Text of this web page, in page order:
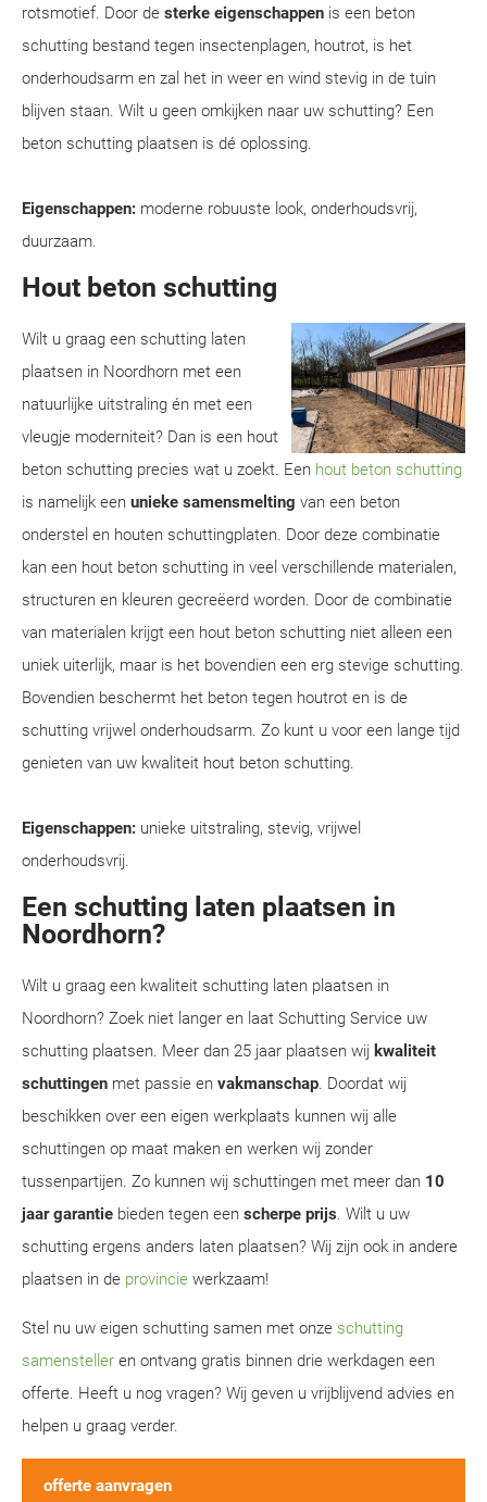
rotsmotief. Door de sterke eigenschappen is een beton
schutting bestand tegen insectenplagen, houtrot, is het
onderhoudsarm en zal het in weer en wind stevig in de tuin
blijven staan. Wilt u geen omkijken naar uw schutting? Een
beton schutting plaatsen is dé oplossing.
Eigenschappen: moderne robuuste look, onderhoudsvrij,
duurzaam.
Hout beton schutting
Wilt u graag een schutting laten
plaatsen in Noordhorn met een
natuurlijke uitstraling én met een
vleugje moderniteit? Dan is een hout
beton schutting precies wat u zoekt. Een hout beton schutting
is namelijk een unieke samensmelting van een beton
onderstel en houten schuttingplaten. Door deze combinatie
kan een hout beton schutting in veel verschillende materialen,
structuren en kleuren gecreëerd worden. Door de combinatie
van materialen krijgt een hout beton schutting niet alleen een
uniek uiterlijk, maar is het bovendien een erg stevige schutting.
Bovendien beschermt het beton tegen houtrot en is de
schutting vrijwel onderhoudsarm. Zo kunt u voor een lange tijd
genieten van uw kwaliteit hout beton schutting.
Eigenschappen: unieke uitstraling, stevig, vrijwel
onderhoudsvrij.
Een schutting laten plaatsen in
Noordhorn?
Wilt u graag een kwaliteit schutting laten plaatsen in
Noordhorn? Zoek niet langer en laat Schutting Service uw
schutting plaatsen. Meer dan 25 jaar plaatsen wij kwaliteit
schuttingen met passie en vakmanschap. Doordat wij
beschikken over een eigen werkplaats kunnen wij alle
schuttingen op maat maken en werken wij zonder
tussenpartijen. Zo kunnen wij schuttingen met meer dan 10
jaar garantie bieden tegen een scherpe prijs. Wilt u uw
schutting ergens anders laten plaatsen? Wij zijn ook in andere
plaatsen in de provincie werkzaam!
Stel nu uw eigen schutting samen met onze schutting
samensteller en ontvang gratis binnen drie werkdagen een
offerte. Heeft u nog vragen? Wij geven u vrijblijvend advies en
helpen u graag verder.
offerte aanvragen